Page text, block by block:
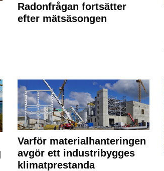
Radonfrågan fortsätter
efter mätsäsongen
Varför materialhanteringen
avgör ett industribygges
klimatprestanda